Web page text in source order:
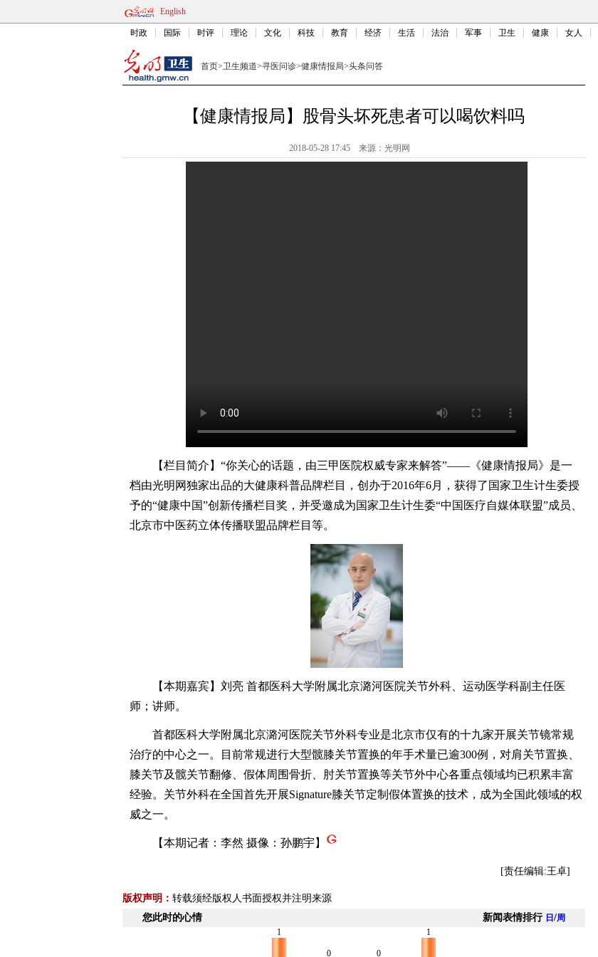
English
时政 国际 时评 理论 文化 科技 教育 经济 生活 法治 军事 卫生 健康 女人
首页>卫生频道>寻医问诊>健康情报局>头条问答
【健康情报局】股骨头坏死患者可以喝饮料吗
2018-05-28 17:45 来源：光明网
【栏目简介】“你关心的话题，由三甲医院权威专家来解答”——《健康情报局》是一
档由光明网独家出品的大健康科普品牌栏目，创办于2016年6月，获得了国家卫生计生委授
予的“健康中国”创新传播栏目奖，并受邀成为国家卫生计生委“中国医疗自媒体联盟”成员、
北京市中医药立体传播联盟品牌栏目等。
【本期嘉宾】刘亮 首都医科大学附属北京潞河医院关节外科、运动医学科副主任医
师；讲师。
首都医科大学附属北京潞河医院关节外科专业是北京市仅有的十九家开展关节镜常规
治疗的中心之一。目前常规进行大型髋膝关节置换的年手术量已逾300例，对肩关节置换、
膝关节及髋关节翻修、假体周围骨折、肘关节置换等关节外中心各重点领域均已积累丰富
经验。关节外科在全国首先开展Signature膝关节定制假体置换的技术，成为全国此领域的权
威之一。
【本期记者：李然 摄像：孙鹏宇】
[责任编辑:王卓]
版权声明： 转载须经版权人书面授权并注明来源
您此时的心情
新闻表情排行 日 /周
1
0 0
1